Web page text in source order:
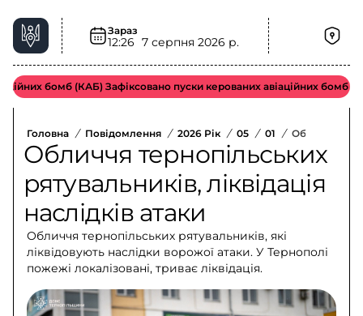
Зараз
12:26 7 серпня 2026 р.
бомб (КАБ) Зафіксовано пуски керованих авіаційних бомб
Головна / Повідомлення / 2026 Рік / 05 / 01 / Обличчя
Обличчя тернопільських
рятувальників, ліквідація
наслідків атаки
Обличчя тернопільських рятувальників, які
ліквідовують наслідки ворожої атаки. У Тернополі
пожежі локалізовані, триває ліквідація.